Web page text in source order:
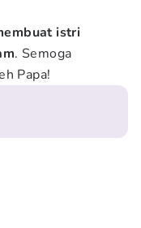
istri
. Semoga
Papa!